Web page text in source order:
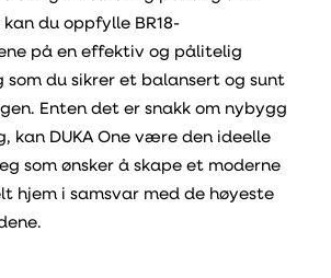
kan du oppfylle BR18-
på en effektiv og pålitelig
som du sikrer et balansert og sunt
Enten det er snakk om nybygg
kan DUKA One være den ideelle
som ønsker å skape et moderne
hjem i samsvar med de høyeste